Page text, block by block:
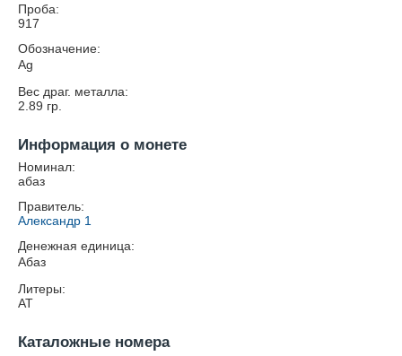
Проба:
917
Обозначение:
Ag
Вес драг. металла:
2.89 гр.
Информация о монете
Номинал:
абаз
Правитель:
Александр 1
Денежная единица:
Абаз
Литеры:
АТ
Каталожные номера